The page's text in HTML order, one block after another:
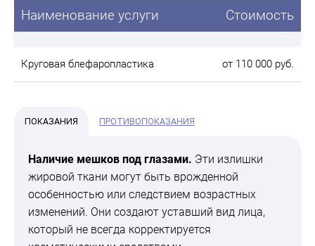
Наименование услуги Стоимость
Круговая блефаропластика от 110 000 руб.
ПОКАЗАНИЯ ПРОТИВОПОКАЗАНИЯ
Наличие мешков под глазами. Эти излишки
жировой ткани могут быть врожденной
особенностью или следствием возрастных
изменений. Они создают уставший вид лица,
который не всегда корректируется